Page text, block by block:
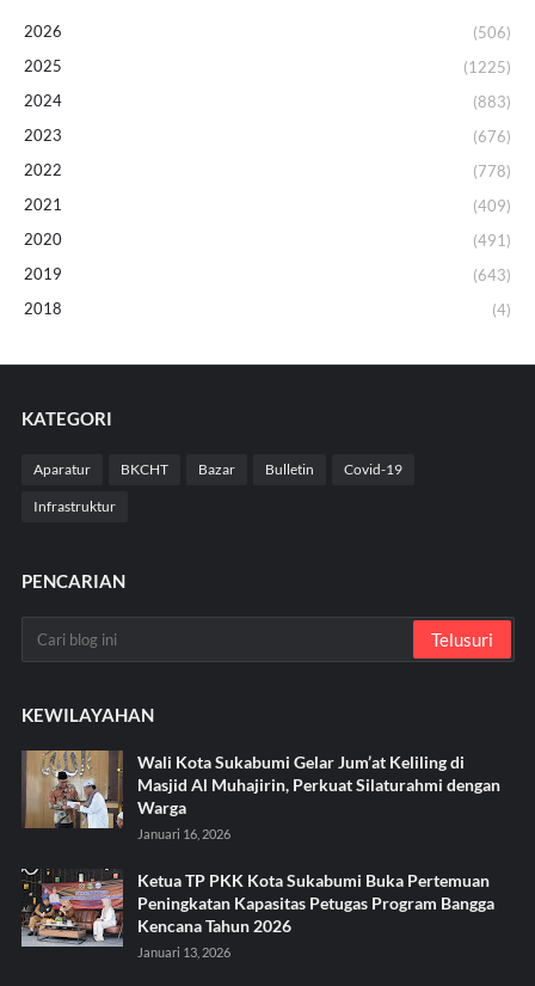
2026
(506)
2025
(1225)
2024
(883)
2023
(676)
2022
(778)
2021
(409)
2020
(491)
2019
(643)
2018
(4)
KATEGORI
Aparatur BKCHT Bazar Bulletin Covid-19
Infrastruktur
PENCARIAN
KEWILAYAHAN
Wali Kota Sukabumi Gelar Jum’at Keliling di
Masjid Al Muhajirin, Perkuat Silaturahmi dengan
Warga
Januari 16, 2026
Ketua TP PKK Kota Sukabumi Buka Pertemuan
Peningkatan Kapasitas Petugas Program Bangga
Kencana Tahun 2026
Januari 13, 2026